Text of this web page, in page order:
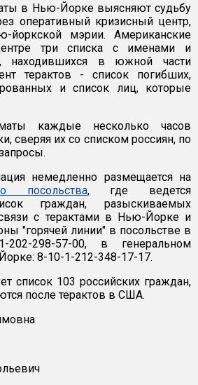
в Нью-Йорке выясняют судьбу
оперативный кризисный центр,
йоркской мэрии. Американские
три списка с именами и
находившихся в южной части
терактов - список погибших,
и список лиц, которые
каждые несколько часов
сверяя их со списком россиян, по
немедленно размещается на
посольства, где ведется
граждан, разыскиваемых
с терактами в Нью-Йорке и
"горячей линии" в посольстве в
202-298-57-00, в генеральном
8-10-1-212-348-17-17.
список 103 российских граждан,
после терактов в США.